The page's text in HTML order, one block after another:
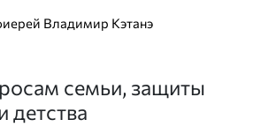
Владимир Кэтанэ
семьи, защиты
детства